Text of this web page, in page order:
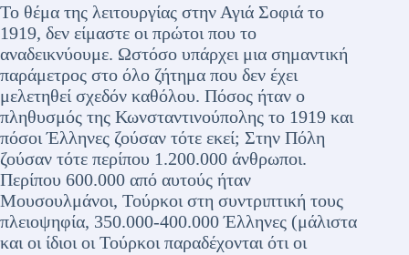
Το θέμα της λειτουργίας στην Αγιά Σοφιά το
1919, δεν είμαστε οι πρώτοι που το
αναδεικνύουμε. Ωστόσο υπάρχει μια σημαντική
παράμετρος στο όλο ζήτημα που δεν έχει
μελετηθεί σχεδόν καθόλου. Πόσος ήταν ο
πληθυσμός της Κωνσταντινούπολης το 1919 και
πόσοι Έλληνες ζούσαν τότε εκεί; Στην Πόλη
ζούσαν τότε περίπου 1.200.000 άνθρωποι.
Περίπου 600.000 από αυτούς ήταν
Μουσουλμάνοι, Τούρκοι στη συντριπτική τους
πλειοψηφία, 350.000-400.000 Έλληνες (μάλιστα
και οι ίδιοι οι Τούρκοι παραδέχονται ότι οι